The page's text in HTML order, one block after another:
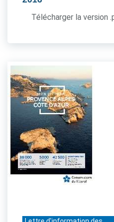
Télécharger la version